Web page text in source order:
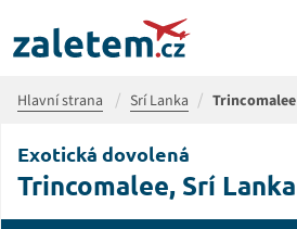
Hlavní strana Srí Lanka Trincomalee
Exotická dovolená
Trincomalee, Srí Lanka